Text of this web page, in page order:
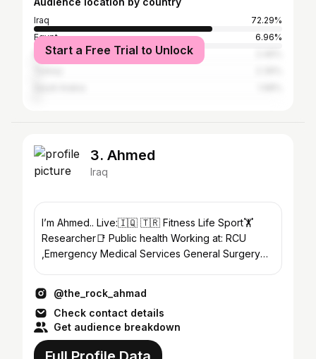
Iraq
72.29%
Egypt
6.96%
Morocco
Start a Free Trial to Unlock
3. Ahmed
Iraq
I’m Ahmed.. Live:🇮🇶 🇹🇷 Fitness Life Sport🏋️
Researcher📑 Public health Working at: RCU
,Emergency Medical Services General Surgery
@the_rock_ahmad
Check contact details
Get audience breakdown